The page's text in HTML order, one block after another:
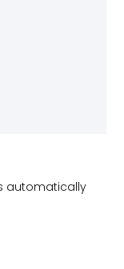
automatically